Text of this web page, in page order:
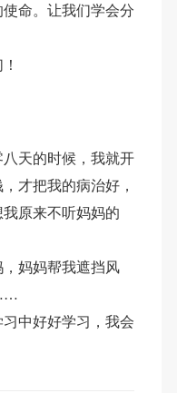
命。让我们学会分
天的时候，我就开
才把我的病治好，
原来不听妈妈的
妈妈帮我遮挡风
中好好学习，我会